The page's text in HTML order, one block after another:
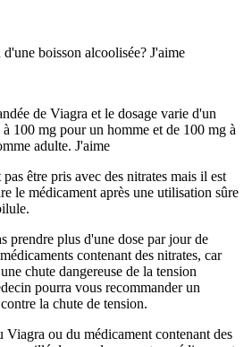
boisson alcoolisée? J'aime
de Viagra et le dosage varie d'un
100 mg pour un homme et de 100 mg à
adulte. J'aime
être pris avec des nitrates mais il est
le médicament après une utilisation sûre
prendre plus d'une dose par jour de
contenant des nitrates, car
chute dangereuse de la tension
pourra vous recommander un
la chute de tension.
Viagra ou du médicament contenant des